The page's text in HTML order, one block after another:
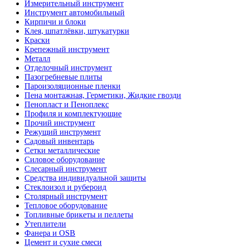
Измерительный инструмент
Инструмент автомобильный
Кирпичи и блоки
Клея, шпатлёвки, штукатурки
Краски
Крепежный инструмент
Металл
Отделочный инструмент
Пазогребневые плиты
Пароизоляционные пленки
Пена монтажная, Герметики, Жидкие гвозди
Пенопласт и Пеноплекс
Профиля и комплектующие
Прочий инструмент
Режущий инструмент
Садовый инвентарь
Сетки металлические
Силовое оборудование
Слесарный инструмент
Средства индивидуальной защиты
Стеклоизол и рубероид
Столярный инструмент
Тепловое оборудование
Топливные брикеты и пеллеты
Утеплители
Фанера и OSB
Цемент и сухие смеси